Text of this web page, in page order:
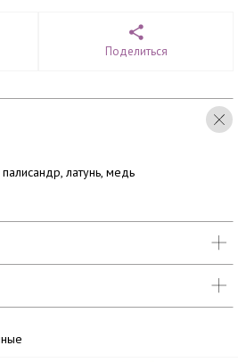
Поделиться
латунь, медь